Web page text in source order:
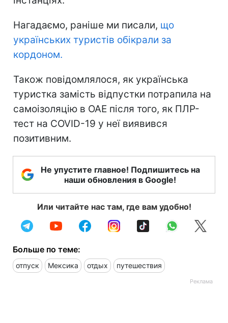
Нагадаємо, раніше ми писали, що
українських туристів обікрали за
кордоном.
Також повідомлялося, як українська
туристка замість відпустки потрапила на
самоізоляцію в ОАЕ після того, як ПЛР-
тест на COVID-19 у неї виявився
позитивним.
Не упустите главное! Подпишитесь на
наши обновления в Google!
Или читайте нас там, где вам удобно!
Больше по теме:
отпуск Мексика отдых путешествия